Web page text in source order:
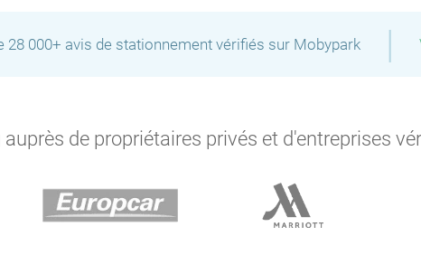
28 000+ avis de stationnement vérifiés sur Mobypark |
auprès de propriétaires privés et d'entreprises